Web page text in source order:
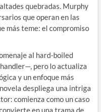
quebradas. Murphy
que operan en las
más teme: el compromiso
al hard-boiled
pero lo actualiza
y un enfoque más
despliega una intriga
comienza como un caso
en una trama de